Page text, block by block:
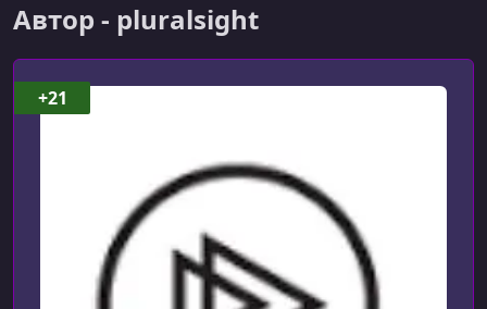
УРОК 8.
Authentication: Part One
Authentication: Part Two
Автор - pluralsight
+21